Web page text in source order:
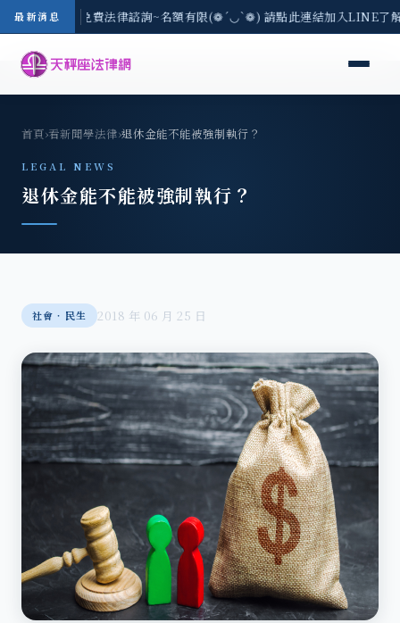
最新消息
8/3(一) 現場免費法律諮詢~名額有限(❁´◡`❁) 請點此連結加入LINE了
首頁›看新聞學法律›退休金能不能被強制執行？
LEGAL NEWS
退休金能不能被強制執行？
社會‧民生 2018 年 06 月 25 日